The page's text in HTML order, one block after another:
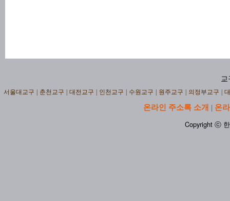
교
서울대교구 춘천교구 대전교구 인천교구 수원교구 원주교구 의정부교구
온라인 주소록 소개 | 온
Copyright ⓒ